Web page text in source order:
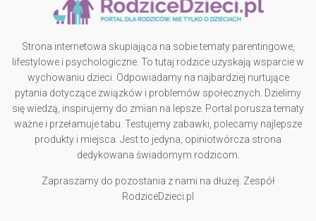
Strona internetowa skupiająca na sobie tematy parentingowe,
lifestylowe i psychologiczne. To tutaj rodzice uzyskają wsparcie w
wychowaniu dzieci. Odpowiadamy na najbardziej nurtujące
pytania dotyczące związków i problemów społecznych. Dzielimy
się wiedzą, inspirujemy do zmian na lepsze. Portal porusza tematy
ważne i przełamuje tabu. Testujemy zabawki, polecamy najlepsze
produkty i miejsca. Jest to jedyna, opiniotwórcza strona
dedykowana świadomym rodzicom.
Zapraszamy do pozostania z nami na dłużej. Zespół
RodziceDzieci.pl